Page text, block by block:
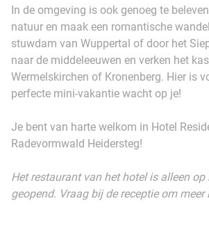
In de omgeving is ook genoeg te
natuur en maak een romantische
stuwdam van Wuppertal of door het
naar de middeleeuwen en verken het
Wermelskirchen of Kronenberg. Hier is
perfecte mini-vakantie wacht op je!
Je bent van harte welkom in Hotel
Radevormwald Heidersteg!
Het restaurant van het hotel is alleen op
geopend. Vraag bij de receptie om